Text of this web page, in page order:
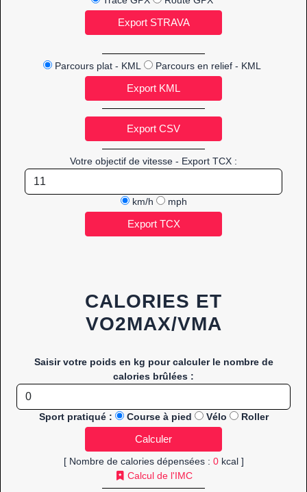
Parcours plat - KML Parcours en relief - KML
Votre objectif de vitesse - Export TCX :
km/h mph
CALORIES ET
VO2MAX/VMA
Saisir votre poids en kg pour calculer le nombre de
calories brûlées :
Sport pratiqué : Course à pied Vélo Roller
[ Nombre de calories dépensées : 0kcal ]
Calcul de l'IMC